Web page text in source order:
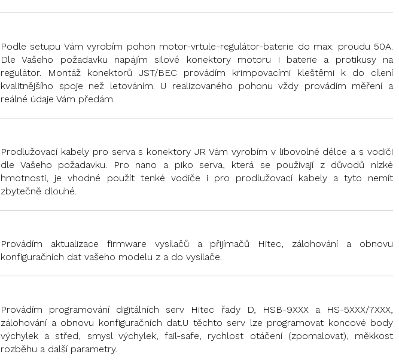
Podle setupu Vám vyrobím pohon motor-vrtule-regulátor-baterie do max. proudu 50A.
Dle Vašeho požadavku napájím silové konektory motoru i baterie a protikusy na
regulátor. Montáž konektorů JST/BEC provádím krimpovacími kleštěmi k do cílení
kvalitnějšího spoje než letováním. U realizovaného pohonu vždy provádím měření a
reálné údaje Vám předám.
Prodlužovací kabely pro serva s konektory JR Vám vyrobím v libovolné délce a s vodiči
dle Vašeho požadavku. Pro nano a piko serva, která se používají z důvodů nízké
hmotnosti, je vhodné použít tenké vodiče i pro prodlužovací kabely a tyto nemít
zbytečně dlouhé.
Provádím aktualizace firmware vysílačů a přijímačů Hitec, zálohování a obnovu
konfiguračních dat vašeho modelu z a do vysílače.
Provádím programování digitálních serv Hitec řady D, HSB-9XXX a HS-5XXX/7XXX,
zálohování a obnovu konfiguračních dat.U těchto serv lze programovat koncové body
výchylek a střed, smysl výchylek, fail-safe, rychlost otáčení (zpomalovat), měkkost
rozběhu a další parametry.